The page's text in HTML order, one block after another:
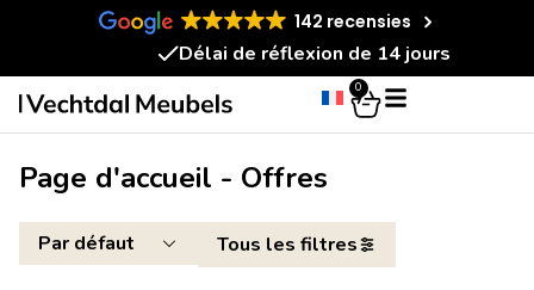
142 recensies
Délai de réflexion de 14 jours
0
Page d'accueil - Offres
Tous les filtres